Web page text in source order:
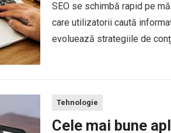
SEO se schimbă rapid pe
care utilizatorii caută
evoluează strategiile de
Tehnologie
Cele mai bune